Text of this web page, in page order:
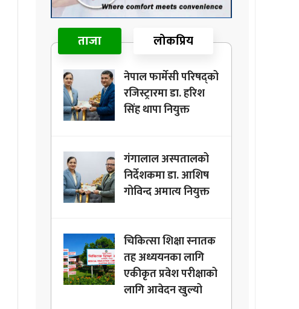
ताजा लोकप्रिय
नेपाल फार्मेसी परिषद्को
रजिस्ट्रारमा डा. हरिश
सिंह थापा नियुक्त
गंगालाल अस्पतालको
निर्देशकमा डा. आशिष
गोविन्द अमात्य नियुक्त
चिकित्सा शिक्षा स्नातक
तह अध्ययनका लागि
एकीकृत प्रवेश परीक्षाको
लागि आवेदन खुल्यो